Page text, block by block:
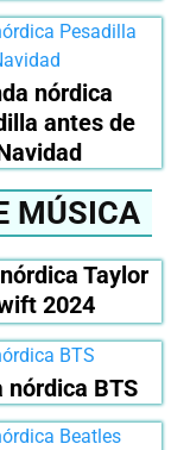
nórdica
antes de
MÚSICA
Taylor
2024
nórdica BTS